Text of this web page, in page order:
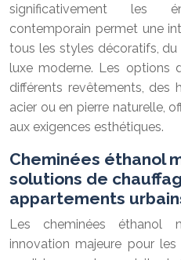
significativement les
contemporain permet une
tous les styles décoratifs,
luxe moderne. Les options
différents revêtements, des
acier ou en pierre naturelle,
aux exigences esthétiques.
Cheminées éthanol
solutions de
appartements
Les cheminées éthanol
innovation majeure pour